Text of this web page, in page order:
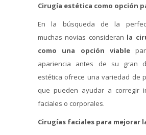
Cirugía estética como opción
En la búsqueda de la
muchas novias consideran la
como una opción viable
apariencia antes de su gran
estética ofrece una variedad de
que pueden ayudar a corregir
faciales o corporales.
Cirugías faciales para mejorar